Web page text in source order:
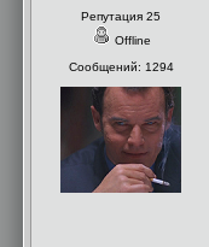
Репутация 25
Offline
Сообщений: 1294